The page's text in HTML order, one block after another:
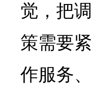
觉，把
策需要
作服务